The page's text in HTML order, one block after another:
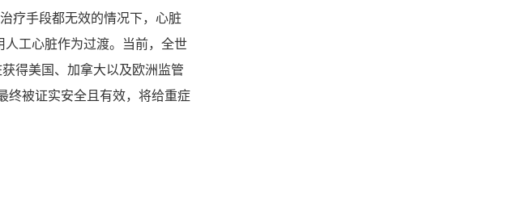
疗手段都无效的情况下，心脏
工心脏作为过渡。当前，全世
得美国、加拿大以及欧洲监管
终被证实安全且有效，将给重症